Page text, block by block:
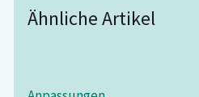
Ähnliche Artikel